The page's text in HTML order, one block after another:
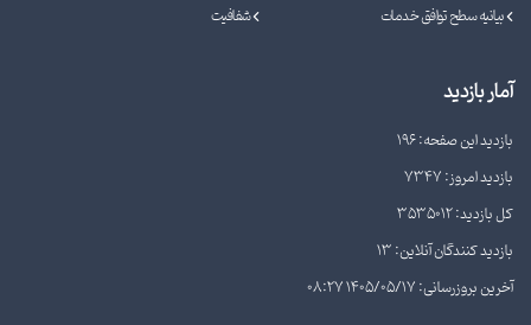
بیانیه سطح توافق خدمات
شفافیت
آمار بازدید
بازدید این صفحه: 196
بازدید امروز: 7347
کل بازدید: 3535012
بازدید کنندگان آنلاین: 13
آخرین بروزرسانی: 1405/05/17 08:27